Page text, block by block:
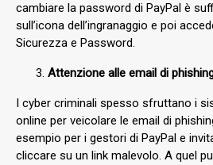
cambiare la password di PayPal è
sull’icona dell’ingranaggio e poi
Sicurezza e Password.
Attenzione alle email di
I cyber criminali spesso sfruttano i
online per veicolare le email di
esempio per i gestori di PayPal e
cliccare su un link malevolo. A quel